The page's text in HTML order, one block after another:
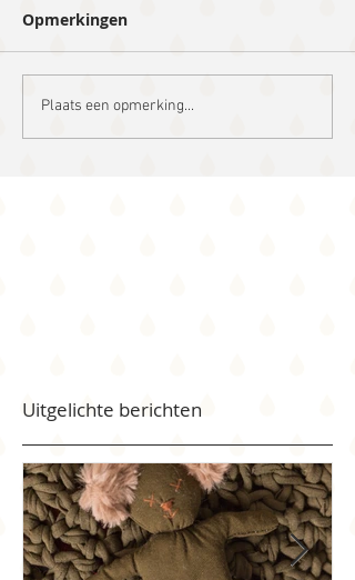
Opmerkingen
Plaats een opmerking...
Uitgelichte berichten